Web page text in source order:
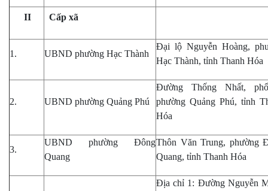
II Cấp xã
1. UBND phường Hạc Thành
Đại lộ Nguyễn Hoàng,
Hạc Thành, tỉnh Thanh Hóa
2. UBND phường Quảng Phú
Đường Thống Nhất,
phường Quảng Phú, tỉnh
Hóa
3.
UBND phường Đông
Quang
Thôn Văn Trung, phường
Quang, tỉnh Thanh Hóa
Địa chỉ 1: Đường Nguyễn